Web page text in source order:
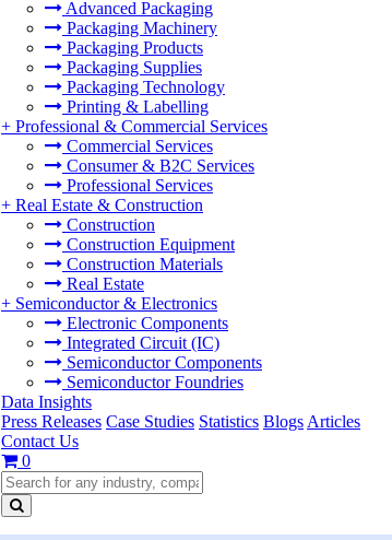
Advanced Packaging
Packaging Machinery
Packaging Products
Packaging Supplies
Packaging Technology
Printing & Labelling
+ Professional & Commercial Services
Commercial Services
Consumer & B2C Services
Professional Services
+ Real Estate & Construction
Construction
Construction Equipment
Construction Materials
Real Estate
+ Semiconductor & Electronics
Electronic Components
Integrated Circuit (IC)
Semiconductor Components
Semiconductor Foundries
Data Insights
Press Releases Case Studies Statistics Blogs Articles
Contact Us
0